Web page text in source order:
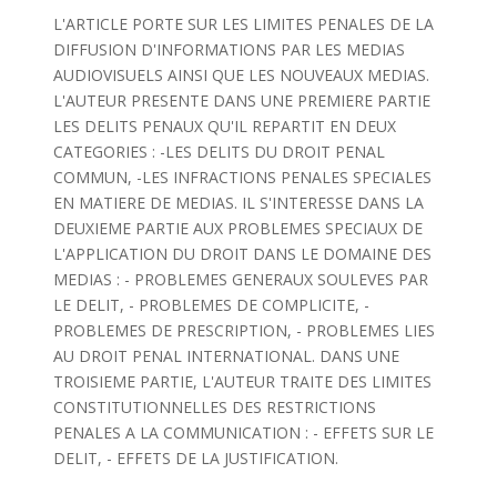
L'ARTICLE PORTE SUR LES LIMITES PENALES DE LA
DIFFUSION D'INFORMATIONS PAR LES MEDIAS
AUDIOVISUELS AINSI QUE LES NOUVEAUX MEDIAS.
L'AUTEUR PRESENTE DANS UNE PREMIERE PARTIE
LES DELITS PENAUX QU'IL REPARTIT EN DEUX
CATEGORIES : -LES DELITS DU DROIT PENAL
COMMUN, -LES INFRACTIONS PENALES SPECIALES
EN MATIERE DE MEDIAS. IL S'INTERESSE DANS LA
DEUXIEME PARTIE AUX PROBLEMES SPECIAUX DE
L'APPLICATION DU DROIT DANS LE DOMAINE DES
MEDIAS : - PROBLEMES GENERAUX SOULEVES PAR
LE DELIT, - PROBLEMES DE COMPLICITE, -
PROBLEMES DE PRESCRIPTION, - PROBLEMES LIES
AU DROIT PENAL INTERNATIONAL. DANS UNE
TROISIEME PARTIE, L'AUTEUR TRAITE DES LIMITES
CONSTITUTIONNELLES DES RESTRICTIONS
PENALES A LA COMMUNICATION : - EFFETS SUR LE
DELIT, - EFFETS DE LA JUSTIFICATION.